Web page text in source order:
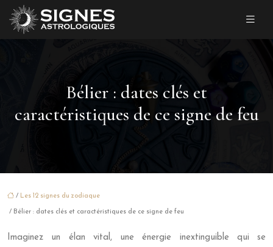
Bélier : dates clés et
caractéristiques de ce signe de feu
/ Les 12 signes du zodiaque
/ Bélier : dates clés et caractéristiques de ce signe de feu
Imaginez un élan vital, une énergie inextinguible qui se